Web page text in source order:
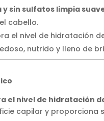
y sin sulfatos limpia
cabello.
el nivel de hidratación
nutrido y lleno de
el nivel de hidratación
capilar y